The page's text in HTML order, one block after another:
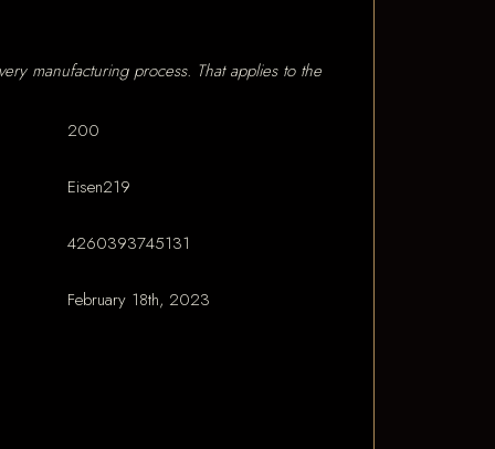
manufacturing process. That applies to the
200
Eisen219
4260393745131
February 18th, 2023